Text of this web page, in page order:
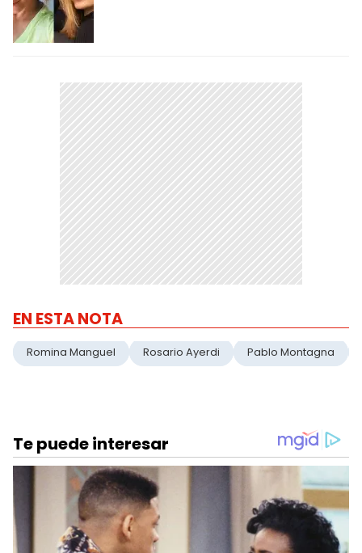
EN ESTA NOTA
Romina Manguel Rosario Ayerdi Pablo Montagna